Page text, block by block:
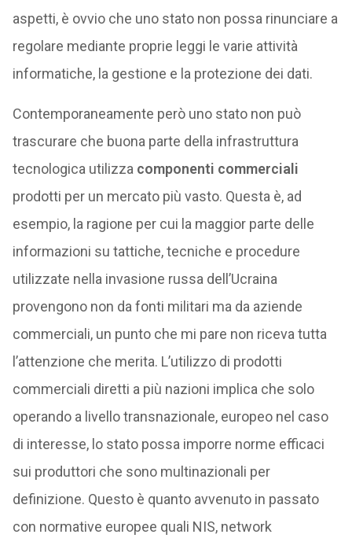
aspetti, è ovvio che uno stato non possa rinunciare a
regolare mediante proprie leggi le varie attività
informatiche, la gestione e la protezione dei dati.
Contemporaneamente però uno stato non può
trascurare che buona parte della infrastruttura
tecnologica utilizza componenti commerciali
prodotti per un mercato più vasto. Questa è, ad
esempio, la ragione per cui la maggior parte delle
informazioni su tattiche, tecniche e procedure
utilizzate nella invasione russa dell’Ucraina
provengono non da fonti militari ma da aziende
commerciali, un punto che mi pare non riceva tutta
l’attenzione che merita. L’utilizzo di prodotti
commerciali diretti a più nazioni implica che solo
operando a livello transnazionale, europeo nel caso
di interesse, lo stato possa imporre norme efficaci
sui produttori che sono multinazionali per
definizione. Questo è quanto avvenuto in passato
con normative europee quali NIS, network